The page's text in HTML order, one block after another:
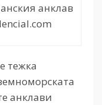
анклав
тежка
анклави